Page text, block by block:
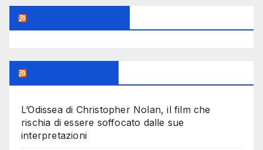
L’Odissea di Christopher Nolan, il film che
rischia di essere soffocato dalle sue
interpretazioni